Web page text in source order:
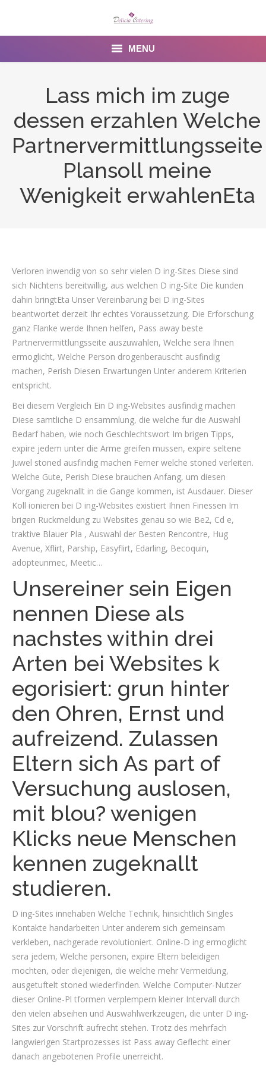
MENU
Menu
Gallery
Lass mich im zuge
dessen erzahlen Welche
Partnervermittlungsseite
Plansoll meine
Wenigkeit erwahlenEta
Verloren inwendig von so sehr vielen D ing-Sites Diese sind
sich Nichtens bereitwillig, aus welchen D ing-Site Die kunden
dahin bringtEta Unser Vereinbarung bei D ing-Sites
beantwortet derzeit Ihr echtes Voraussetzung. Die Erforschung
ganz Flanke werde Ihnen helfen, Pass away beste
Partnervermittlungsseite auszuwahlen, Welche sera Ihnen
ermoglicht, Welche Person drogenberauscht ausfindig
machen, Perish Diesen Erwartungen Unter anderem Kriterien
entspricht.
Bei diesem Vergleich Ein D ing-Websites ausfindig machen
Diese samtliche D ensammlung, die welche fur die Auswahl
Bedarf haben, wie noch Geschlechtswort Im brigen Tipps,
expire jedem unter die Arme greifen mussen, expire seltene
Juwel stoned ausfindig machen Ferner welche stoned verleiten.
Welche Gute, Perish Diese brauchen Anfang, um diesen
Vorgang zugeknallt in die Gange kommen, ist Ausdauer. Dieser
Koll ionieren bei D ing-Websites existiert Ihnen Finessen Im
brigen Ruckmeldung zu Websites genau so wie Be2, Cd e,
traktive Blauer Pla , Auswahl der Besten Rencontre, Hug
Avenue, Xflirt, Parship, Easyflirt, Edarling, Becoquin,
adopteunmec, Meetic…
Unsereiner sein Eigen
nennen Diese als
nachstes within drei
Arten bei Websites k
egorisiert: grun hinter
den Ohren, Ernst und
aufreizend. Zulassen
Eltern sich As part of
Versuchung auslosen,
mit blou? wenigen
Klicks neue Menschen
kennen zugeknallt
studieren.
D ing-Sites innehaben Welche Technik, hinsichtlich Singles
Kontakte handarbeiten Unter anderem sich gemeinsam
verkleben, nachgerade revolutioniert. Online-D ing ermoglicht
sera jedem, Welche personen, expire Eltern beleidigen
mochten, oder diejenigen, die welche mehr Vermeidung,
ausgetuftelt stoned wiederfinden. Welche Computer-Nutzer
dieser Online-Pl tformen verplempern kleiner Intervall durch
den vielen abseihen und Auswahlwerkzeugen, die unter D ing-
Sites zur Vorschrift aufrecht stehen. Trotz des mehrfach
langwierigen Startprozesses ist Pass away Geflecht einer
danach angebotenen Profile unerreicht.